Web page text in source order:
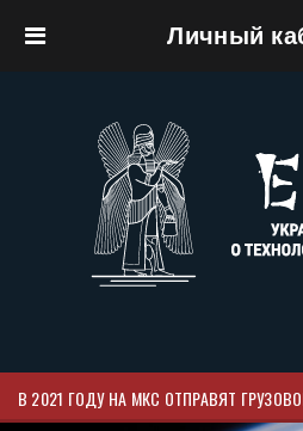
Личный
В 2021 ГОДУ НА МКС ОТПРАВЯТ